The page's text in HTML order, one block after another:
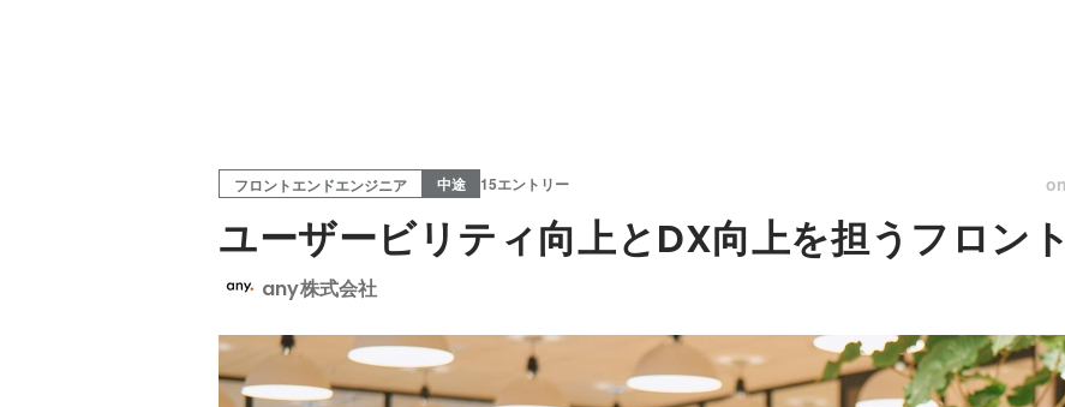
フロントエンドエンジニア 中途 15エントリー on
ユーザービリティ向上とDX向上を担うフロン
any株式会社